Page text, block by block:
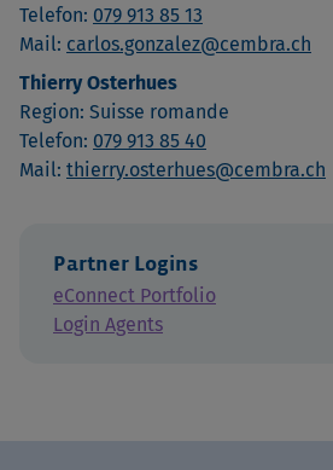
Telefon: 079 913 85 13
Mail: carlos.gonzalez@cembra.ch
Thierry Osterhues
Region: Suisse romande
Telefon: 079 913 85 40
Mail: thierry.osterhues@cembra.ch
Partner Logins
eConnect Portfolio
Login Agents